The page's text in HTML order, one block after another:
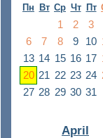
Пн Вт Ср Чт Пт
1 2 3
6
7 8 9 10
13 14 15 16 17
20 21 22 23 24
27 28 29 30 31
April